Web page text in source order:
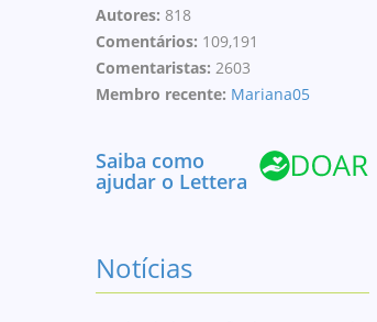
Autores: 818
Comentários: 109,191
Comentaristas: 2603
Membro recente: Mariana05
Saiba como
ajudar o Lettera
Notícias